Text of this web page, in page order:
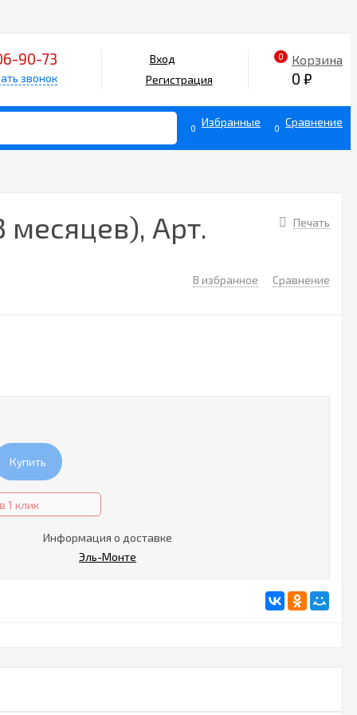
90-73
звонок
Вход
Регистрация
0 Корзина
0 ₽
0 Избранные 0 Сравнение
Печать
Арт.
В избранное Сравнение
Купить
1 клик
Информация о доставке
Эль-Монте